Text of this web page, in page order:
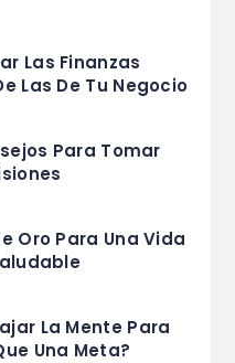
Las Finanzas
Las De Tu Negocio
Para Tomar
Oro Para Una Vida
La Mente Para
Una Meta?